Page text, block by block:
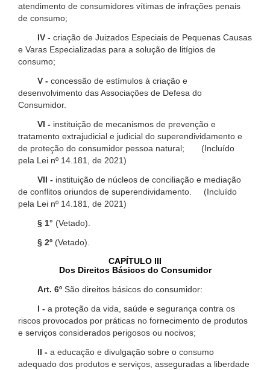
atendimento de consumidores vítimas de infrações penais
de consumo;
IV - criação de Juizados Especiais de Pequenas Causas
e Varas Especializadas para a solução de litígios de
consumo;
V - concessão de estímulos à criação e
desenvolvimento das Associações de Defesa do
Consumidor.
VI - instituição de mecanismos de prevenção e
tratamento extrajudicial e judicial do superendividamento e
de proteção do consumidor pessoa natural; (Incluído
pela Lei nº 14.181, de 2021)
VII - instituição de núcleos de conciliação e mediação
de conflitos oriundos de superendividamento. (Incluído
pela Lei nº 14.181, de 2021)
§ 1° (Vetado).
§ 2º (Vetado).
CAPÍTULO III
Dos Direitos Básicos do Consumidor
Art. 6º São direitos básicos do consumidor:
I - a proteção da vida, saúde e segurança contra os
riscos provocados por práticas no fornecimento de produtos
e serviços considerados perigosos ou nocivos;
II - a educação e divulgação sobre o consumo
adequado dos produtos e serviços, asseguradas a liberdade